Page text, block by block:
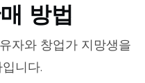
방법
자와 창업가 지망생을
니다.